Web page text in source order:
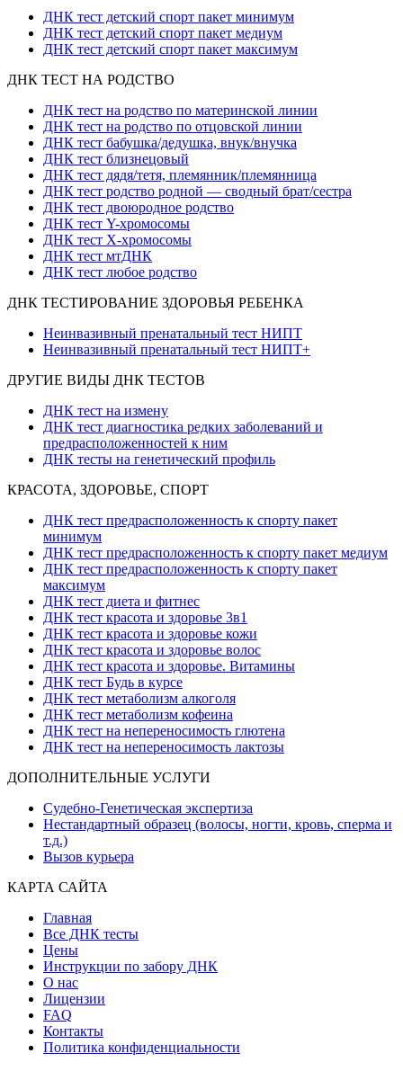
ДНК тест детский спорт пакет минимум
ДНК тест детский спорт пакет медиум
ДНК тест детский спорт пакет максимум
ДНК ТЕСТ НА РОДСТВО
ДНК тест на родство по материнской линии
ДНК тест на родство по отцовской линии
ДНК тест бабушка/дедушка, внук/внучка
ДНК тест близнецовый
ДНК тест дядя/тетя, племянник/племянница
ДНК тест родство родной — сводный брат/сестра
ДНК тест двоюродное родство
ДНК тест Y-хромосомы
ДНК тест X-хромосомы
ДНК тест мтДНК
ДНК тест любое родство
ДНК ТЕСТИРОВАНИЕ ЗДОРОВЬЯ РЕБЕНКА
Неинвазивный пренатальный тест НИПТ
Неинвазивный пренатальный тест НИПТ+
ДРУГИЕ ВИДЫ ДНК ТЕСТОВ
ДНК тест на измену
ДНК тест диагностика редких заболеваний и
предрасположенностей к ним
ДНК тесты на генетический профиль
КРАСОТА, ЗДОРОВЬЕ, СПОРТ
ДНК тест предрасположенность к спорту пакет
минимум
ДНК тест предрасположенность к спорту пакет медиум
ДНК тест предрасположенность к спорту пакет
максимум
ДНК тест диета и фитнес
ДНК тест красота и здоровье 3в1
ДНК тест красота и здоровье кожи
ДНК тест красота и здоровье волос
ДНК тест красота и здоровье. Витамины
ДНК тест Будь в курсе
ДНК тест метаболизм алкоголя
ДНК тест метаболизм кофеина
ДНК тест на непереносимость глютена
ДНК тест на непереносимость лактозы
ДОПОЛНИТЕЛЬНЫЕ УСЛУГИ
Судебно-Генетическая экспертиза
Нестандартный образец (волосы, ногти, кровь, сперма и
т.д.)
Вызов курьера
КАРТА САЙТА
Главная
Все ДНК тесты
Цены
Инструкции по забору ДНК
О нас
Лицензии
FAQ
Контакты
Политика конфиденциальности